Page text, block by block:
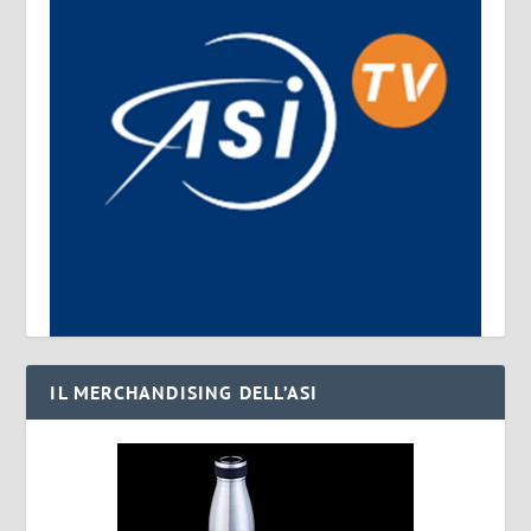
IL MERCHANDISING DELL’ASI